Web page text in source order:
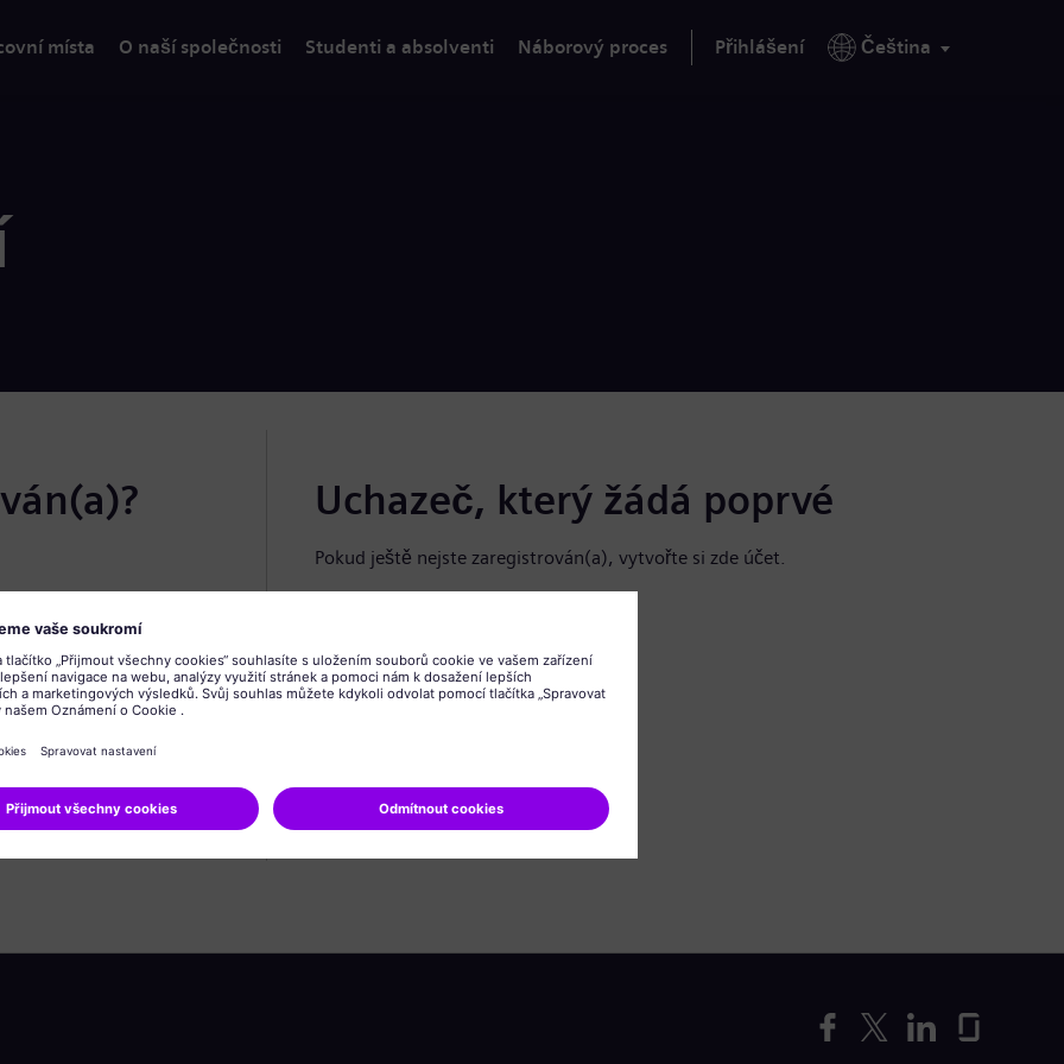
místa O naší společnosti Studenti a absolventi Náborový proces Přihlášení Čeština
Uchazeč, který žádá poprvé
Pokud ještě nejste zaregistrován(a), vytvořte si zde účet.